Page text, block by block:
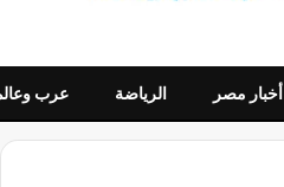
أخبار مصر الرياضة عرب